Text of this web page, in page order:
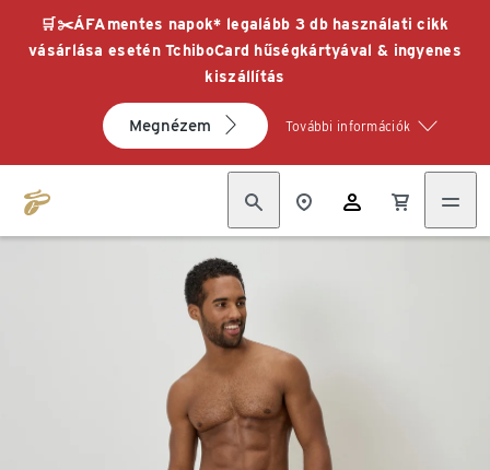
🛒✂️ÁFAmentes napok* legalább 3 db használati cikk
vásárlása esetén TchiboCard hűségkártyával & ingyenes
kiszállítás
Megnézem További információk